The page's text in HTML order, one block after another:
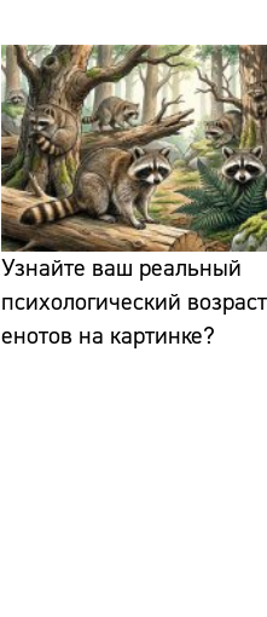
Узнайте ваш реальный
психологический
енотов на картинке?